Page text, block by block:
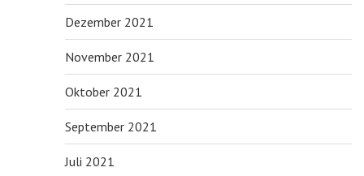
Dezember 2021
November 2021
Oktober 2021
September 2021
Juli 2021